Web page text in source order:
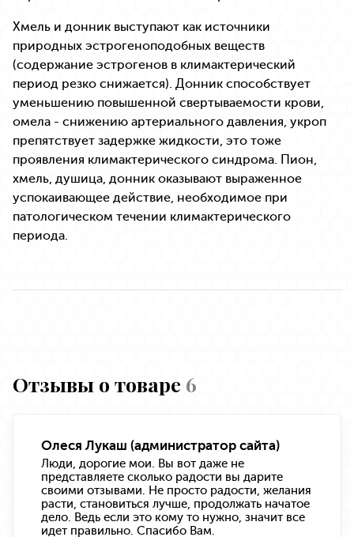
Хмель и донник выступают как источники
природных эстрогеноподобных веществ
(содержание эстрогенов в климактерический
период резко снижается). Донник способствует
уменьшению повышенной свертываемости крови,
омела - снижению артериального давления, укроп
препятствует задержке жидкости, это тоже
проявления климактерического синдрома. Пион,
хмель, душица, донник оказывают выраженное
успокаивающее действие, необходимое при
патологическом течении климактерического
периода.
Отзывы о товаре 6
Олеся Лукаш (администратор сайта)
Люди, дорогие мои. Вы вот даже не
представляете сколько радости вы дарите
своими отзывами. Не просто радости, желания
расти, становиться лучше, продолжать начатое
дело. Ведь если это кому то нужно, значит все
идет правильно. Спасибо Вам.